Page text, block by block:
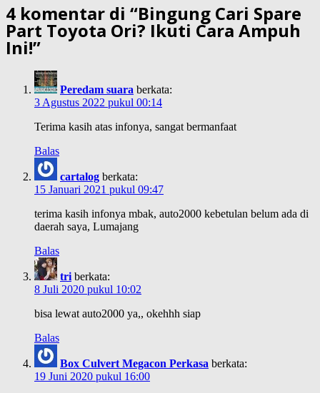
4 komentar di “Bingung Cari Spare
Part Toyota Ori? Ikuti Cara Ampuh
Ini!”
Peredam suara berkata:
3 Agustus 2022 pukul 00:14
Terima kasih atas infonya, sangat bermanfaat
Balas
cartalog berkata:
15 Januari 2021 pukul 09:47
terima kasih infonya mbak, auto2000 kebetulan belum ada di
daerah saya, Lumajang
Balas
tri berkata:
8 Juli 2020 pukul 10:02
bisa lewat auto2000 ya,, okehhh siap
Balas
Box Culvert Megacon Perkasa berkata:
19 Juni 2020 pukul 16:00